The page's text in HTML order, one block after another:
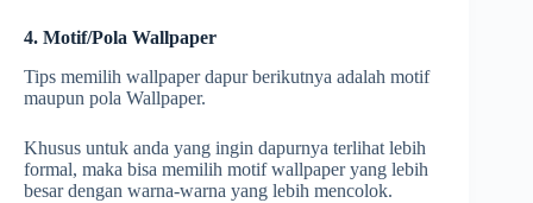
4. Motif/Pola Wallpaper
Tips memilih wallpaper dapur berikutnya adalah motif
maupun pola Wallpaper.
Khusus untuk anda yang ingin dapurnya terlihat lebih
formal, maka bisa memilih motif wallpaper yang lebih
besar dengan warna-warna yang lebih mencolok.